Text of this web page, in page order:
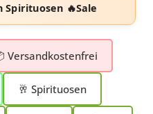
Spirituosen 🔥Sale
Versandkostenfrei
🥂 Spirituosen